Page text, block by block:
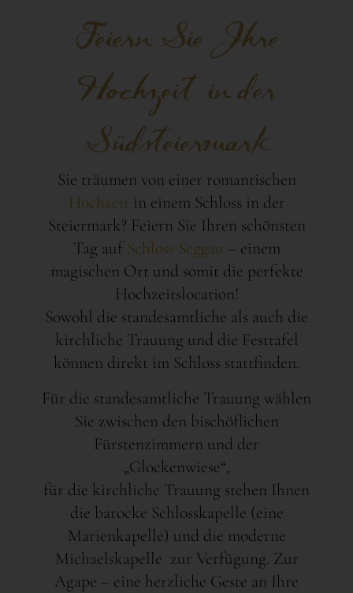
Feiern Sie Ihre
Hochzeit in der
Südsteiermark
Sie träumen von einer romantischen
Hochzeit in einem Schloss in der
Steiermark? Feiern Sie Ihren schönsten
Tag aufSchloss Seggau – einem
magischen Ort und somit die perfekte
Hochzeitslocation!
Sowohl die standesamtliche als auch die
kirchliche Trauung und die Festtafel
können direkt im Schloss stattfinden.
Für die standesamtliche Trauung wählen
Sie zwischen den bischöflichen
Fürstenzimmern und der
„Glockenwiese“,
für die kirchliche Trauung stehen Ihnen
die barocke Schlosskapelle (eine
Marienkapelle) und die moderne
Michaelskapelle zur Verfügung. Zur
Agape – eine herzliche Geste an Ihre